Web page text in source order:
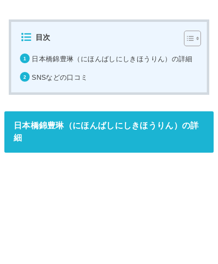
目次
日本橋錦豊琳（にほんばしにしきほうりん）の詳細
SNSなどの口コミ
日本橋錦豊琳（にほんばしにしきほうりん）の詳
細